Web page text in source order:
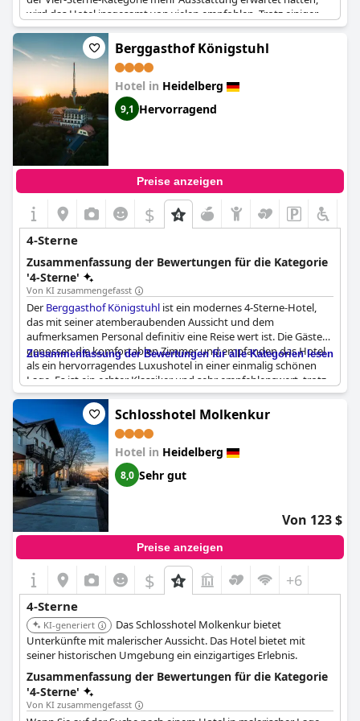
wird das Hotel insgesamt von vielen empfohlen. Trotz einiger
negativer Kommentare über den hohen Preis für einige
Dienstleistungen, haben die meisten Besucher ihren Aufenthalt
genossen und würden gerne wiederkommen.
Berggasthof Königstuhl
Hotel in Heidelberg
9,1 Hervorragend
Preise anzeigen
$
4-Sterne
Zusammenfassung der Bewertungen für die Kategorie
'4-Sterne'
Von KI zusammengefasst
Der Berggasthof Königstuhl ist ein modernes 4-Sterne-Hotel,
das mit seiner atemberaubenden Aussicht und dem
aufmerksamen Personal definitiv eine Reise wert ist. Die Gäste
genossen die komfortablen Zimmer und empfanden das Hotel
als ein hervorragendes Luxushotel in einer einmalig schönen
Lage. Es ist ein echter Klassiker und sehr empfehlenswert, trotz
einiger negativer Bewertungen von Gästen, die der Meinung
waren, dass die Vier-Sterne-Klassifizierung zu großzügig war.
Insgesamt erhält derBerggasthof Königstuhlpositives
Feedback für seine Einrichtungen und Dienstleistungen.
Zusammenfassung der Bewertungen für alle Kategorien lesen
Schlosshotel Molkenkur
Hotel in Heidelberg
8,0 Sehr gut
Von 123 $
Preise anzeigen
$ +6
4-Sterne
KI-generiert
Das Schlosshotel Molkenkur bietet
Unterkünfte mit malerischer Aussicht. Das Hotel bietet mit
seiner historischen Umgebung ein einzigartiges Erlebnis.
Zusammenfassung der Bewertungen für die Kategorie
'4-Sterne'
Von KI zusammengefasst